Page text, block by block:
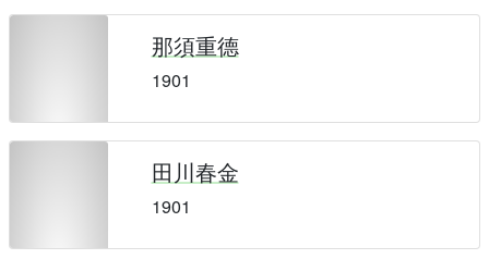
那須重德
1901
田川春金
1901